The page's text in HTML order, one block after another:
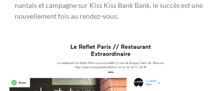
nantais et campagne sur Kiss Kiss Bank Bank, le succès est une
nouvellement fois au rendez-vous.